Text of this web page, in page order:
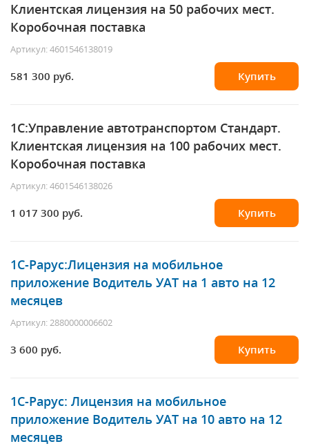
Клиентская лицензия на 50 рабочих мест.
Коробочная поставка
Артикул: 4601546138019
581 300 руб. Купить
1С:Управление автотранспортом Стандарт.
Клиентская лицензия на 100 рабочих мест.
Коробочная поставка
Артикул: 4601546138026
1 017 300 руб. Купить
1С-Рарус:Лицензия на мобильное
приложение Водитель УАТ на 1 авто на 12
месяцев
Артикул: 2880000006602
3 600 руб. Купить
1С-Рарус: Лицензия на мобильное
приложение Водитель УАТ на 10 авто на 12
месяцев